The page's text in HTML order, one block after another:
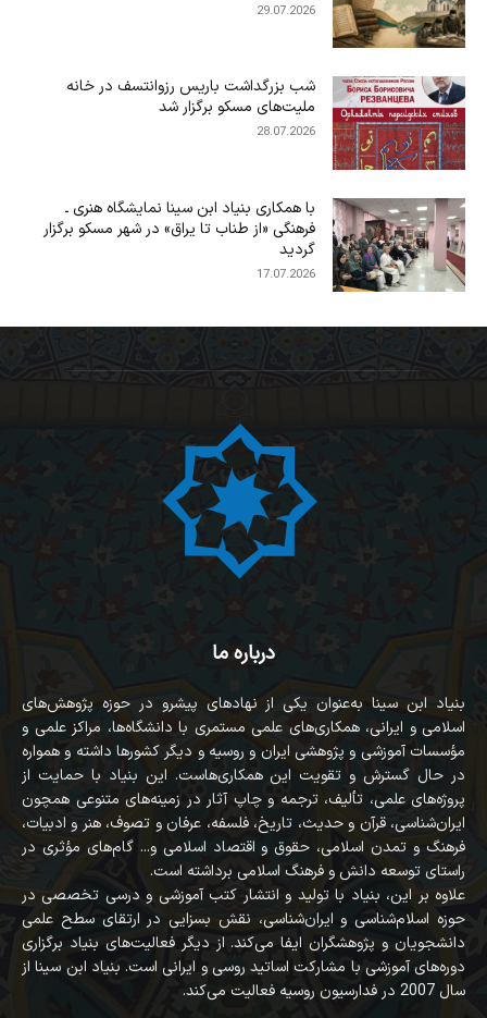
29.07.2026
شب بزرگداشت باریس رزوانتسف در خانه
ملیت‌های مسکو برگزار شد
28.07.2026
با همکاری بنیاد ابن سینا نمایشگاه هنری ـ
فرهنگی «از طناب تا یراق» در شهر مسکو برگزار
گردید
17.07.2026
درباره ما
بنیاد ابن سینا به‌عنوان یکی از نهادهای پیشرو در حوزه پژوهش‌های
اسلامی و ایرانی، همکاری‌های علمی مستمری با دانشگاه‌ها، مراکز علمی و
مؤسسات آموزشی و پژوهشی ایران و روسیه و دیگر کشورها داشته و همواره
در حال گسترش و تقویت این همکاری‌هاست. این بنیاد با حمایت از
پروژه‌های علمی، تألیف، ترجمه و چاپ آثار در زمینه‌های متنوعی همچون
ایران‌شناسی، قرآن‌ و حدیث، تاریخ، فلسفه، عرفان و تصوف، هنر و ادبیات،
فرهنگ و تمدن اسلامی، حقوق و اقتصاد اسلامی و... گام‌های مؤثری در
راستای توسعه دانش و فرهنگ اسلامی برداشته است.
علاوه بر این، بنیاد با تولید و انتشار کتب آموزشی و درسی تخصصی در
حوزه اسلام‌شناسی و ایران‌شناسی، نقش بسزایی در ارتقای سطح علمی
دانشجویان و پژوهشگران ایفا می‌کند. از دیگر فعالیت‌های بنیاد برگزاری
دوره‌های آموزشی با مشارکت اساتید روسی و ایرانی است. بنیاد ابن سینا از
سال 2007 در فدارسیون روسیه فعالیت می‌کند.